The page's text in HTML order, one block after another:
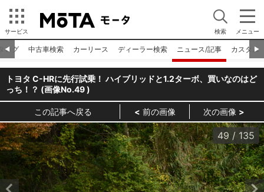
サービス 検索 メニュー
◀︎ ▶︎
ログ 中古車検索 カーリース ディーラー検索 ニュース/記事 カスタム
トヨタ C-HRに先行試乗！ ハイブリッドと1.2ターボ、買いなのはど
っち！？ (画像No.49)
この記事へ戻る 前の画像 次の画像
49 / 135